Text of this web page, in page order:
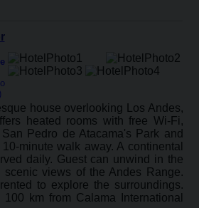
house overlooking Los Andes,
heated rooms with free Wi-Fi,
Pedro de Atacama's Park and
minute walk away. A continental
daily. Guest can unwind in the
scenic views of the Andes Range.
to explore the surroundings.
km from Calama International